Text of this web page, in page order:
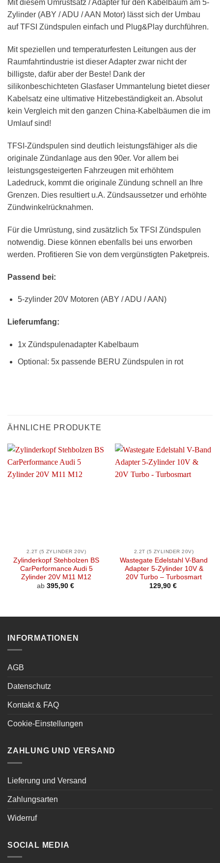
Mit diesem Umrüstsatz / Adapter für den Kabelbaum am 5-
Zylinder (ABY / ADU / AAN Motor) lässt sich der Umbau
auf TFSI Zündspulen einfach und Plug&Play durchführen.
Mit speziellen und temperaturfesten Leitungen aus der
Raumfahrtindustrie ist dieser Adapter zwar nicht der
billigste, dafür aber der Beste! Dank der
silikonbeschichteten Glasfaser Ummantelung bietet dieser
Kabelsatz eine ultimative Hitzebeständigkeit an. Absolut
kein Vergleich mit den ganzen China-Kabelbäumen die im
Umlauf sind!
TFSI-Zündspulen sind deutlich leistungsfähiger als die
originale Zündanlage aus den 90er. Vor allem bei
leistungsgesteigerten Fahrzeugen mit erhöhtem
Ladedruck, kommt die originale Zündung schnell an Ihre
Grenzen. Dies resultiert u.A. Zündsaussetzer und erhöhte
Zündwinkelrücknahmen.
Für die Umrüstung, sind zusätzlich 5x TFSI Zündspulen
notwendig. Diese können ebenfalls bei uns erworben
werden. Profitieren Sie von dem vergünstigten Paketpreis.
Passend bei:
5-zylinder 20V Motoren (ABY / ADU / AAN)
Lieferumfang:
1x Zündspulenadapter Kabelbaum
Optional: 5x passende BERU Zündspulen in rot
ÄHNLICHE PRODUKTE
2.2T (5 ZYLINDER 20V)
Zylinderkopf Stehbolzen BS
CarPerformance Audi 5
Zylinder 20V M11 M12
ab 395,90 €
2.2T (5 ZYLINDER 20V)
Wastegate Edelstahl V-Band
Adapter 5-Zylinder 10V &
20V Turbo – Turbosmart
129,90 €
INFORMATIONEN
AGB
Datenschutz
Kontakt & FAQ
Cookie-Einstellungen
ZAHLUNG UND VERSAND
Lieferung und Versand
Zahlungsarten
Widerruf
SOCIAL MEDIA